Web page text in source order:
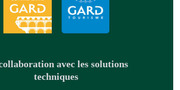
avec les solutions
techniques